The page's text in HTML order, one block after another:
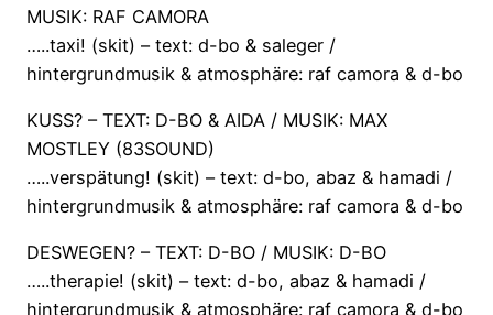
MUSIK: RAF CAMORA
…..taxi! (skit) – text: d-bo & saleger /
hintergrundmusik & atmosphäre: raf camora & d-bo
KUSS? – TEXT: D-BO & AIDA / MUSIK: MAX
MOSTLEY (83SOUND)
…..verspätung! (skit) – text: d-bo, abaz & hamadi /
hintergrundmusik & atmosphäre: raf camora & d-bo
DESWEGEN? – TEXT: D-BO / MUSIK: D-BO
…..therapie! (skit) – text: d-bo, abaz & hamadi /
hintergrundmusik & atmosphäre: raf camora & d-bo